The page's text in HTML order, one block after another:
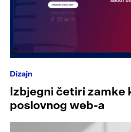
Dizajn
Izbjegni četiri zamke
poslovnog web-a